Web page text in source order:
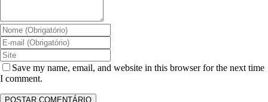
Save my name, email, and website in this browser for the next time
I comment.